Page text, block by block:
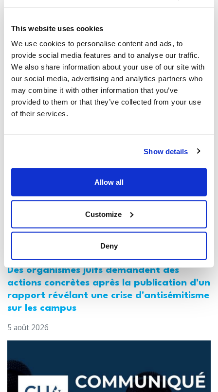
This website uses cookies
We use cookies to personalise content and ads, to
provide social media features and to analyse our traffic.
We also share information about your use of our site with
our social media, advertising and analytics partners who
may combine it with other information that you’ve
provided to them or that they’ve collected from your use
of their services.
Show details
Allow all
Customize
Deny
juives tout le Canada.
Publications, En vedette,les dernières
Des organismes juifs demandent des
actions concrètes après la publication d'un
rapport révélant une crise d'antisémitisme
sur les campus
5 août 2026